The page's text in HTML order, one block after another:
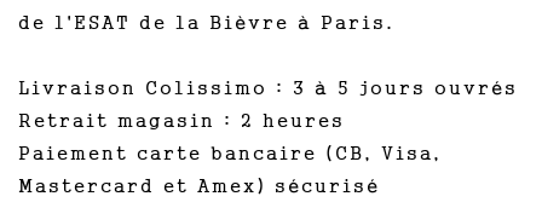
de l'ESAT de la Bièvre à Paris.
Livraison Colissimo : 3 à 5 jours ouvrés
Retrait magasin : 2 heures
Paiement carte bancaire (CB, Visa,
Mastercard et Amex) sécurisé